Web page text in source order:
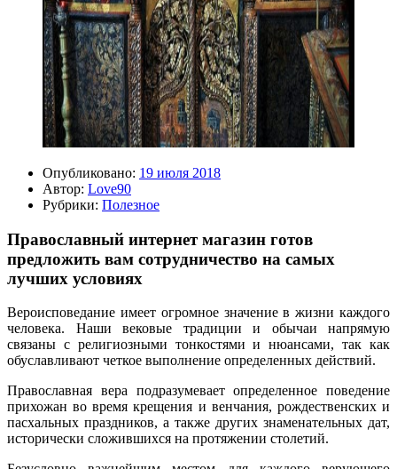
Опубликовано: 19 июля 2018
Автор: Love90
Рубрики: Полезное
Православный интернет магазин готов
предложить вам сотрудничество на самых
лучших условиях
Вероисповедание имеет огромное значение в жизни каждого
человека. Наши вековые традиции и обычаи напрямую
связаны с религиозными тонкостями и нюансами, так как
обуславливают четкое выполнение определенных действий.
Православная вера подразумевает определенное поведение
прихожан во время крещения и венчания, рождественских и
пасхальных праздников, а также других знаменательных дат,
исторически сложившихся на протяжении столетий.